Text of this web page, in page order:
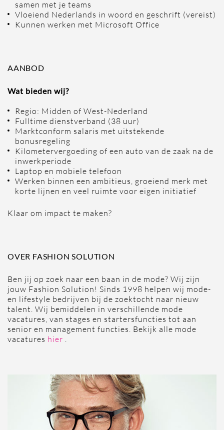
samen met je teams
Vloeiend Nederlands in woord en geschrift (vereist)
Kunnen werken met Microsoft Office
AANBOD
Wat bieden wij?
Regio: Midden of West-Nederland
Fulltime dienstverband (38 uur)
Marktconform salaris met uitstekende
bonusregeling
Kilometervergoeding of een auto van de zaak na de
inwerkperiode
Laptop en mobiele telefoon
Werken binnen een ambitieus, groeiend merk met
korte lijnen en veel ruimte voor eigen initiatief
Klaar om impact te maken?
OVER FASHION SOLUTION
Ben jij op zoek naar een baan in de mode? Wij zijn
jouw Fashion Solution! Sinds 1998 helpen wij mode-
en lifestyle bedrijven bij de zoektocht naar nieuw
talent. Wij bemiddelen in verschillende mode
vacatures, van stages en startersfuncties tot aan
senior en management functies. Bekijk alle mode
vacatures hier